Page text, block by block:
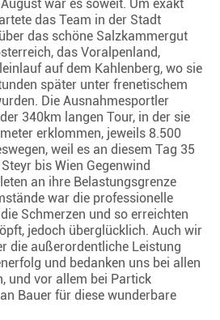
war es soweit. Um exakt
das Team in der Stadt
das schöne Salzkammergut
das Voralpenland,
auf dem Kahlenberg, wo sie
später unter frenetischem
Die Ausnahmesportler
340km langen Tour, in der sie
erklommen, jeweils 8.500
weil es an diesem Tag 35
bis Wien Gegenwind
an ihre Belastungsgrenze
war die professionelle
Schmerzen und so erreichten
jedoch überglücklich. Auch wir
die außerordentliche Leistung
und bedanken uns bei allen
und vor allem bei Partick
Bauer für diese wunderbare